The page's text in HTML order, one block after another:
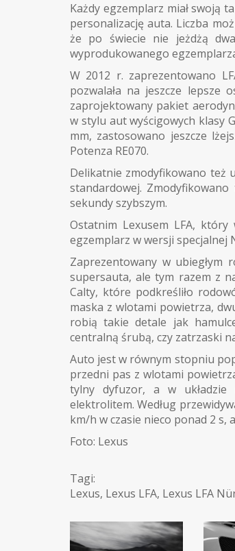
Każdy egzemplarz miał swoją
personalizację auta. Liczba
że po świecie nie jeżdżą
wyprodukowanego
W 2012 r. zaprezentowano
pozwalała na jeszcze lepsze
zaprojektowany pakiet
w stylu aut wyścigowych klasy
mm, zastosowano jeszcze
Potenza RE070.
Delikatnie zmodyfikowano też
standardowej.
sekundy szybszym.
Ostatnim Lexusem LFA,
egzemplarz w wersji specjalnej
Zaprezentowany w
supersauta, ale tym razem z
Calty, które podkreśliło
maska z wlotami powietrza,
robią takie detale jak
centralną śrubą, czy zatrzaski
Auto jest w równym stopniu
przedni pas z wlotami
tylny dyfuzor, a w układzie
elektrolitem. Według
km/h w czasie nieco ponad 2 s,
Foto: Lexus
Tagi:
Lexus, Lexus LFA, Lexus LFA